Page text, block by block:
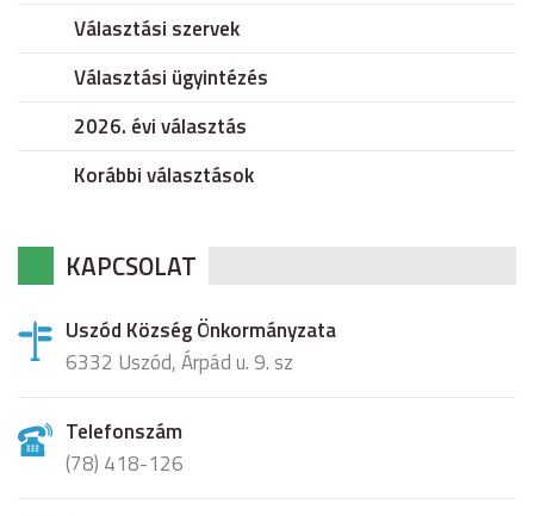
Választási szervek
Választási ügyintézés
2026. évi választás
Korábbi választások
KAPCSOLAT
Uszód Község Önkormányzata
6332 Uszód, Árpád u. 9. sz
Telefonszám
(78) 418-126